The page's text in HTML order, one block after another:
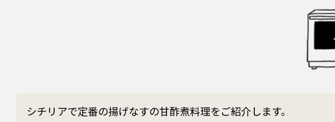
シチリアで定番の揚げなすの甘酢煮料理をご紹介します。